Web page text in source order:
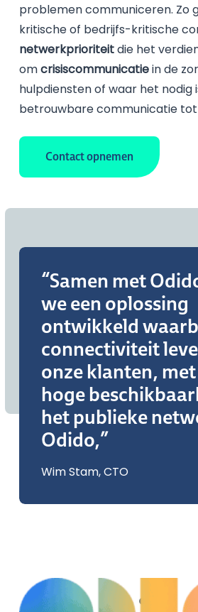
problemen communiceren. Zo
kritische of bedrijfs-kritische
netwerkprioriteitdie het
omcrisiscommunicatiein de
hulpdiensten of waar het nodig
betrouwbare communicatie tot
Contact opnemen
“Samen met
we een oplossing
ontwikkeld
connectiviteit
onze klanten,
hoge
het publieke
Odido,”
Wim Stam, CTO